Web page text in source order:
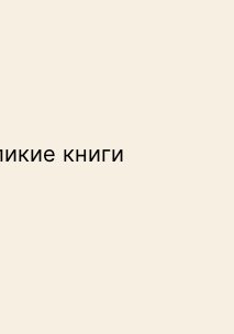
книги